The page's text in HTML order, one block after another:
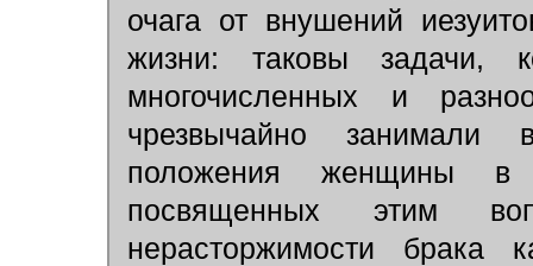
очага от внушений
жизни: таковы задачи,
многочисленных и
чрезвычайно
положения женщины
посвященных этим
нерасторжимости брака